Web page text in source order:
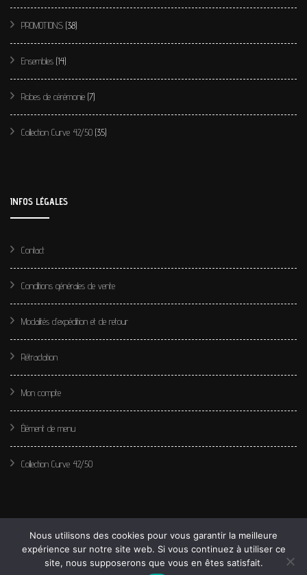
PROMOTIONS (38)
Ensembles (14)
Robes de cérémonie (7)
Collection Curve 42/50 (35)
INFOS LÉGALES
Contact
Conditions générales de vente
Modalités d’expédition et de retour
Rétractation
Mon compte
Élément de menu
Collection Curve 42/50
© Copyright 2020 Les perles de Léa. Tous droits réservés.
Nous utilisons des cookies pour vous garantir la meilleure
expérience sur notre site web. Si vous continuez à utiliser ce
site, nous supposerons que vous en êtes satisfait.